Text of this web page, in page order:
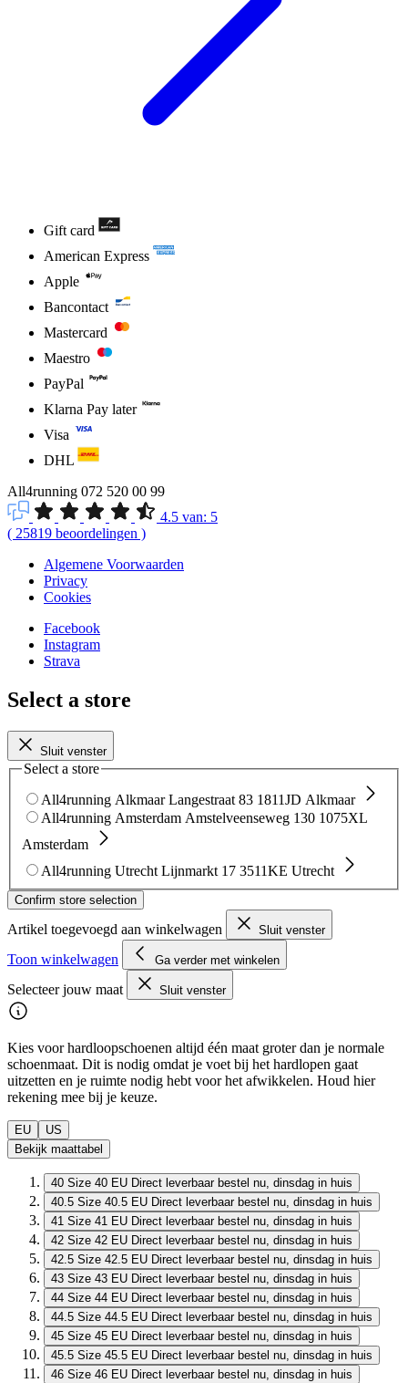
Gift card
American Express
Apple
Bancontact
Mastercard
Maestro
PayPal
Klarna Pay later
Visa
DHL
All4running 072 520 00 99
4.5 van: 5
( 25819 beoordelingen )
Algemene Voorwaarden
Privacy
Cookies
Facebook
Instagram
Strava
Select a store
Sluit venster
Select a store
All4running Alkmaar Langestraat 83 1811JD Alkmaar
All4running Amsterdam Amstelveenseweg 130 1075XL
Amsterdam
All4running Utrecht Lijnmarkt 17 3511KE Utrecht
Confirm store selection
Artikel toegevoegd aan winkelwagen Sluit venster
Toon winkelwagen Ga verder met winkelen
Selecteer jouw maat Sluit venster
Kies voor hardloopschoenen altijd één maat groter dan je normale
schoenmaat. Dit is nodig omdat je voet bij het hardlopen gaat
uitzetten en je ruimte nodig hebt voor het afwikkelen. Houd hier
rekening mee bij je keuze.
EU
US
Bekijk maattabel
40 Size 40 EU Direct leverbaar bestel nu, dinsdag in huis
40.5 Size 40.5 EU Direct leverbaar bestel nu, dinsdag in huis
41 Size 41 EU Direct leverbaar bestel nu, dinsdag in huis
42 Size 42 EU Direct leverbaar bestel nu, dinsdag in huis
42.5 Size 42.5 EU Direct leverbaar bestel nu, dinsdag in huis
43 Size 43 EU Direct leverbaar bestel nu, dinsdag in huis
44 Size 44 EU Direct leverbaar bestel nu, dinsdag in huis
44.5 Size 44.5 EU Direct leverbaar bestel nu, dinsdag in huis
45 Size 45 EU Direct leverbaar bestel nu, dinsdag in huis
45.5 Size 45.5 EU Direct leverbaar bestel nu, dinsdag in huis
46 Size 46 EU Direct leverbaar bestel nu, dinsdag in huis